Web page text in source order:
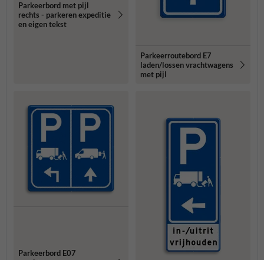
Parkeerbord met pijl
rechts - parkeren expeditie
en eigen tekst
Parkeerroutebord E7
laden/lossen vrachtwagens
met pijl
Parkeerbord E07